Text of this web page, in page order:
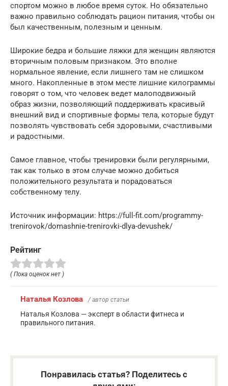
спортом можно в любое время суток. Но обязательно
важно правильно соблюдать рацион питания, чтобы он
был качественным, полезным и ценным.
Широкие бедра и большие ляжки для женщин являются
вторичным половым признаком. Это вполне
нормальное явление, если лишнего там не слишком
много. Накопленные в этом месте лишние килограммы
говорят о том, что человек ведет малоподвижный
образ жизни, позволяющий поддерживать красивый
внешний вид и спортивные формы тела, которые будут
позволять чувствовать себя здоровыми, счастливыми
и радостными.
Самое главное, чтобы тренировки были регулярными,
так как только в этом случае можно добиться
положительного результата и порадоваться
собственному телу.
Источник информации: https://full-fit.com/programmy-
trenirovok/domashnie-trenirovki-dlya-devushek/
Рейтинг
( Пока оценок нет )
Наталья Козлова / автор статьи
Наталья Козлова — эксперт в области фитнеса и
правильного питания.
Понравилась статья? Поделитесь с